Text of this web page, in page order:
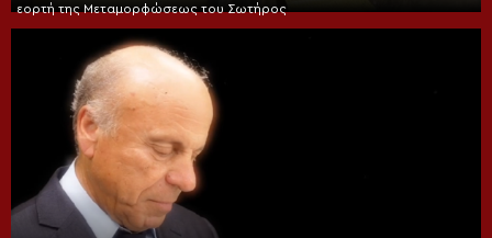
εορτή της Μεταμορφώσεως του Σωτήρος